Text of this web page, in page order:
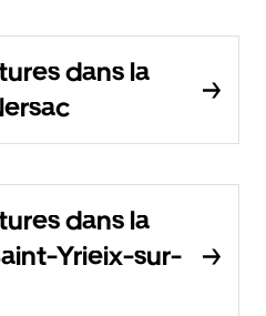
dans la
dans la
Yrieix-sur-